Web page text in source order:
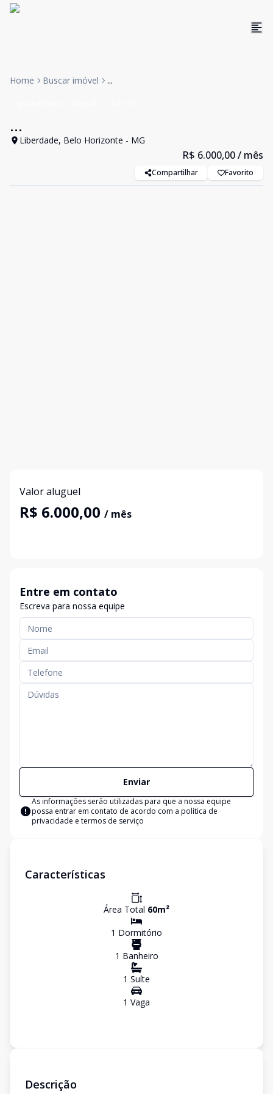
Home Buscar imóvel ...
...
Liberdade, Belo Horizonte - MG
R$ 6.000,00/ mês
Compartilhar Favorito
Valor aluguel
R$ 6.000,00 / mês
Entre em contato
Escreva para nossa equipe
Enviar
As informações serão utilizadas para que a nossa equipe
possa entrar em contato de acordo com a política de
privacidade e termos de serviço
Características
Área Total 60m²
1 Dormitório
1 Banheiro
1 Suíte
1 Vaga
Descrição